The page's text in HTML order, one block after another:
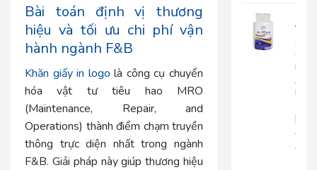
Bài toán định vị thương
hiệu và tối ưu chi phí vận
hành ngành F&B
Khăn giấy in logo là công cụ chuyển
hóa vật tư tiêu hao MRO
(Maintenance, Repair, and
Operations) thành điểm chạm truyền
thông trực diện nhất trong ngành
F&B. Giải pháp này giúp thương hiệu
Giấy
Vệ
Sinh
Lớn
An
|
AK703